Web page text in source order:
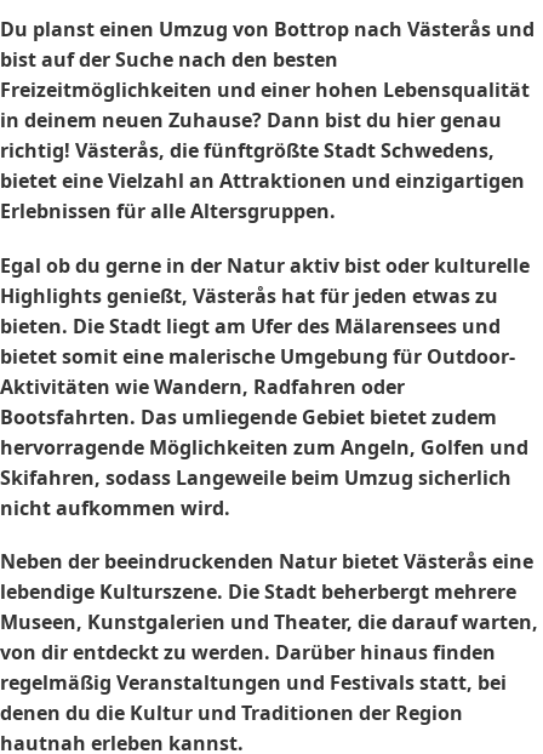
Du planst einen Umzug von Bottrop nach Västerås und
bist auf der Suche nach den besten
Freizeitmöglichkeiten und einer hohen Lebensqualität
in deinem neuen Zuhause? Dann bist du hier genau
richtig! Västerås, die fünftgrößte Stadt Schwedens,
bietet eine Vielzahl an Attraktionen und einzigartigen
Erlebnissen für alle Altersgruppen.
Egal ob du gerne in der Natur aktiv bist oder kulturelle
Highlights genießt, Västerås hat für jeden etwas zu
bieten. Die Stadt liegt am Ufer des Mälarensees und
bietet somit eine malerische Umgebung für Outdoor-
Aktivitäten wie Wandern, Radfahren oder
Bootsfahrten. Das umliegende Gebiet bietet zudem
hervorragende Möglichkeiten zum Angeln, Golfen und
Skifahren, sodass Langeweile beim Umzug sicherlich
nicht aufkommen wird.
Neben der beeindruckenden Natur bietet Västerås eine
lebendige Kulturszene. Die Stadt beherbergt mehrere
Museen, Kunstgalerien und Theater, die darauf warten,
von dir entdeckt zu werden. Darüber hinaus finden
regelmäßig Veranstaltungen und Festivals statt, bei
denen du die Kultur und Traditionen der Region
hautnah erleben kannst.